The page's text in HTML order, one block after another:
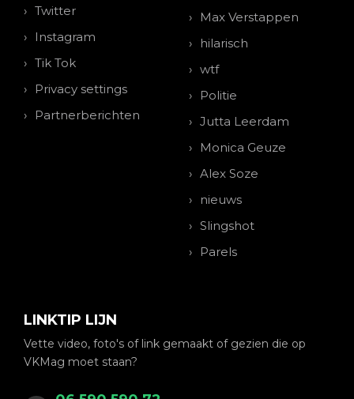
Twitter
Instagram
Tik Tok
Privacy settings
Partnerberichten
Max Verstappen
hilarisch
wtf
Politie
Jutta Leerdam
Monica Geuze
Alex Soze
nieuws
Slingshot
Parels
LINKTIP LIJN
Vette video, foto's of link gemaakt of gezien die op
VKMag moet staan?